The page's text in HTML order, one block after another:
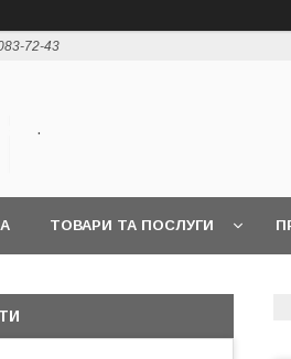
72-43
.
ТОВАРИ ТА ПОСЛУГИ